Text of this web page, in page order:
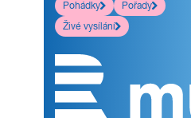
Pohádky
Pořady
Živé vysílání